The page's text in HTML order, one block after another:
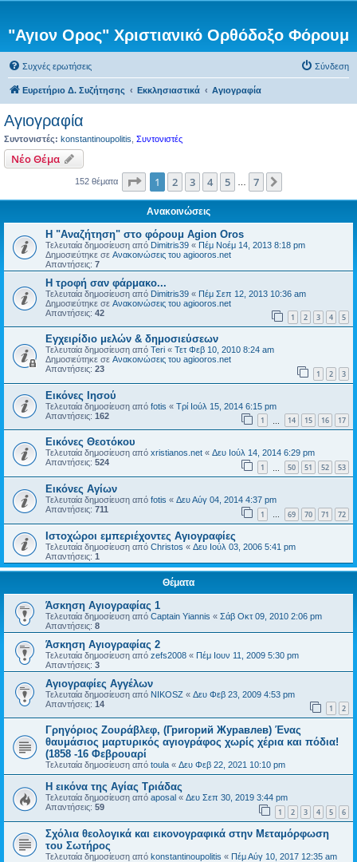
"Αγιον Ορος" Χριστιανικό Ορθόδοξο Φόρουμ
Συχνές ερωτήσεις Σύνδεση
Ευρετήριο Δ. Συζήτησης Εκκλησιαστικά Αγιογραφία
Αγιογραφία
Συντονιστές: konstantinoupolitis Συντονιστές
Νέο Θέμα
152 θέματα Σελίδα από7
1 2 3 4 5 7
Ανακοινώσεις
Η "Αναζήτηση" στο φόρουμ Agion Oros
Τελευταία δημοσίευση από Dimitris39 « Πέμ Νοέμ 14, 2013 8:18 pm
Δημοσιεύτηκε σε Ανακοινώσεις του agiooros.net
Απαντήσεις: 7
H τροφή σαν φάρμακο...
Τελευταία δημοσίευση από Dimitris39 « Πέμ Σεπ 12, 2013 10:36 am
Δημοσιεύτηκε σε Ανακοινώσεις του agiooros.net
Απαντήσεις: 42 1 2 3 4 5
Εγχειρίδιο μελών & δημοσιεύσεων
Τελευταία δημοσίευση από Teri « Τετ Φεβ 10, 2010 8:24 am
Δημοσιεύτηκε σε Ανακοινώσεις του agiooros.net
Απαντήσεις: 23 1 2 3
Εικόνες Ιησού
Τελευταία δημοσίευση από fotis « Τρί Ιούλ 15, 2014 6:15 pm
Απαντήσεις: 162 1 14 15 16 17
Εικόνες Θεοτόκου
Τελευταία δημοσίευση από xristianos.net « Δευ Ιούλ 14, 2014 6:29 pm
Απαντήσεις: 524 1 50 51 52 53
Εικόνες Αγίων
Τελευταία δημοσίευση από fotis « Δευ Αύγ 04, 2014 4:37 pm
Απαντήσεις: 711 1 … 69 70 71 72
Ιστοχώροι εμπεριέχοντες Αγιογραφίες
Τελευταία δημοσίευση από Christos « Δευ Ιούλ 03, 2006 5:41 pm
Απαντήσεις: 1
Θέματα
Άσκηση Αγιογραφίας 1
Τελευταία δημοσίευση από Captain Yiannis « Σάβ Οκτ 09, 2010 2:06 pm
Απαντήσεις: 8
Άσκηση Αγιογραφίας 2
Τελευταία δημοσίευση από zefs2008 « Πέμ Ιουν 11, 2009 5:30 pm
Απαντήσεις: 3
Αγιογραφίες Αγγέλων
Τελευταία δημοσίευση από NIKOSZ « Δευ Φεβ 23, 2009 4:53 pm
Απαντήσεις: 14 1 2
Γρηγόριος Ζουράβλεφ, (Григорий Журавлев) Ένας
θαυμάσιος μαρτυρικός αγιογράφος χωρίς χέρια και πόδια!
(1858 -16 Φεβρουαρί
Τελευταία δημοσίευση από toula « Δευ Φεβ 22, 2021 10:10 pm
H εικόνα της Αγίας Τριάδας
Τελευταία δημοσίευση από aposal « Δευ Σεπ 30, 2019 3:44 pm
Απαντήσεις: 59 1 2 3 4 5 6
Σχόλια θεολογικά και εικονογραφικά στην Μεταμόρφωση
του Σωτήρος
Τελευταία δημοσίευση από konstantinoupolitis « Πέμ Αύγ 10, 2017 12:35 am